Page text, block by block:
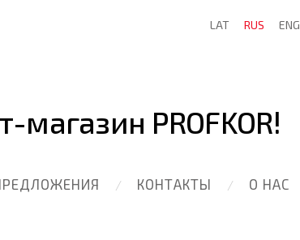
PROFKOR!
КОНТАКТЫ О НАС
LAT RUS ENG